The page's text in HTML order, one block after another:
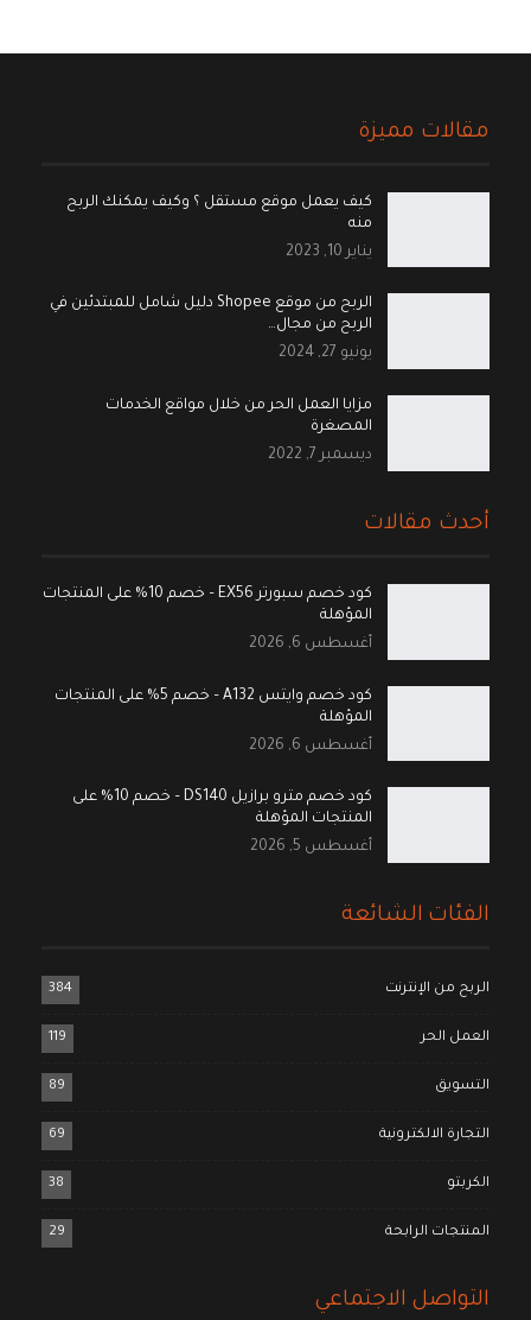
مقالات مميزة
كيف يعمل موقع مستقل ؟ وكيف يمكنك الربح
منه
يناير 10, 2023
الربح من موقع Shopee دليل شامل للمبتدئين في
الربح من مجال…
يونيو 27, 2024
مزايا العمل الحر من خلال مواقع الخدمات
المصغرة
ديسمبر 7, 2022
أحدث مقالات
كود خصم سبورتر EX56 – خصم 10% على المنتجات
المؤهلة
أغسطس 6, 2026
كود خصم وايتس A132 – خصم 5% على المنتجات
المؤهلة
أغسطس 6, 2026
كود خصم مترو برازيل DS140 – خصم 10% على
المنتجات المؤهلة
أغسطس 5, 2026
الفئات الشائعة
الربح من الإنترنت 384
العمل الحر 119
التسويق 89
التجارة الالكترونية 69
الكربتو 38
المنتجات الرابحة 29
التواصل الاجتماعي